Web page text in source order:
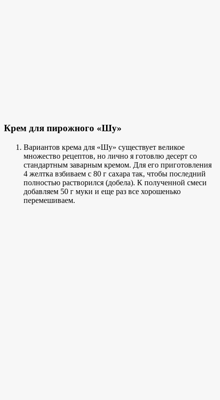
Крем для пирожного «Шу»
Вариантов крема для «Шу» существует великое
множество рецептов, но лично я готовлю десерт со
стандартным заварным кремом. Для его приготовления
4 желтка взбиваем с 80 г сахара так, чтобы последний
полностью растворился (добела). К полученной смеси
добавляем 50 г муки и еще раз все хорошенько
перемешиваем.